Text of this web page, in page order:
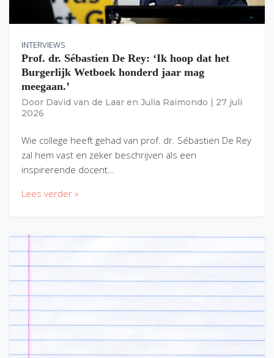
INTERVIEWS
Prof. dr. Sébastien De Rey: ‘Ik hoop dat het
Burgerlijk Wetboek honderd jaar mag
meegaan.’
Door David van de Laar en Julia Raimondo
27 juli
2026
Wie college heeft gehad van prof. dr. Sébastien De Rey
zal hem vast en zeker beschrijven als een
inspirerende docent…
Lees verder »